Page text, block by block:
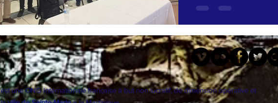
une ONG Internationale française à but non lucratif, de dimension opérative et